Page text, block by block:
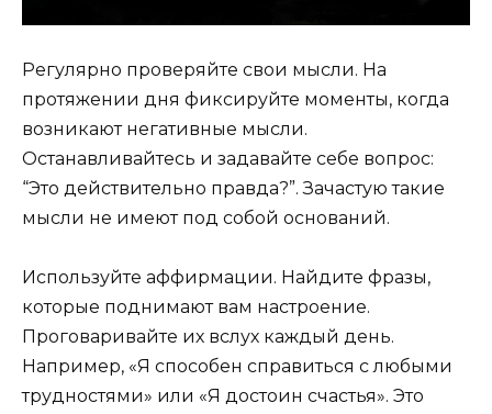
Регулярно проверяйте свои мысли. На
протяжении дня фиксируйте моменты, когда
возникают негативные мысли.
Останавливайтесь и задавайте себе вопрос:
“Это действительно правда?”. Зачастую такие
мысли не имеют под собой оснований.
Используйте аффирмации. Найдите фразы,
которые поднимают вам настроение.
Проговаривайте их вслух каждый день.
Например, «Я способен справиться с любыми
трудностями» или «Я достоин счастья». Это